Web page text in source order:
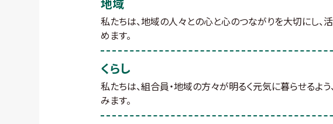
私たちは、地域の人々との心と心のつながりを大切にし、
めます。
くらし
私たちは、組合員・地域の方々が明るく元気に暮らせるよ
みます。